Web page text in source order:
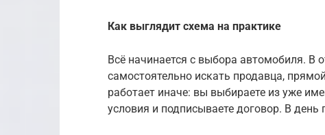
Как выглядит схема на практике
Всё начинается с выбора автомобиля. В
самостоятельно искать продавца,
работает иначе: вы выбираете из уже
условия и подписываете договор. В день